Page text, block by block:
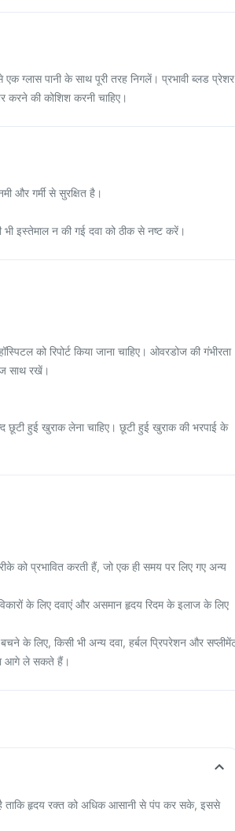
ग्लास पानी के साथ पूरी तरह निगलें। प्रभावी ब्लड प्रेशर
की कोशिश करनी चाहिए।
और गर्मी से सुरक्षित है।
इस्तेमाल न की गई दवा को ठीक से नष्ट करें।
को रिपोर्ट किया जाना चाहिए। ओवरडोज की गंभीरता
साथ रखें।
हुई खुराक लेना चाहिए। छूटी हुई खुराक की भरपाई के
को प्रभावित करती हैं, जो एक ही समय पर लिए गए अन्य
के लिए दवाएं और असमान हृदय रिदम के इलाज के लिए
के लिए, किसी भी अन्य दवा, हर्बल प्रिपरेशन और
आगे ले सकते हैं।
ताकि हृदय रक्त को अधिक आसानी से पंप कर सके, इससे